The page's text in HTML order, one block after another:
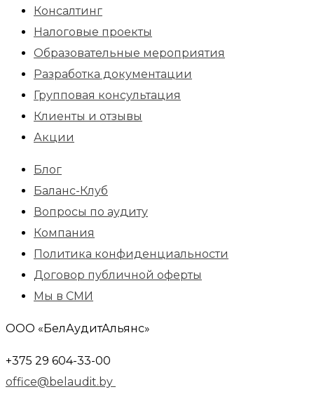
Консалтинг
Налоговые проекты
Образовательные мероприятия
Разработка документации
Групповая консультация
Клиенты и отзывы
Акции
Блог
Баланс-Клуб
Вопросы по аудиту
Компания
Политика конфиденциальности
Договор публичной оферты
Мы в СМИ
ООО «БелАудитАльянс»
+375 29 604-33-00
office@belaudit.by